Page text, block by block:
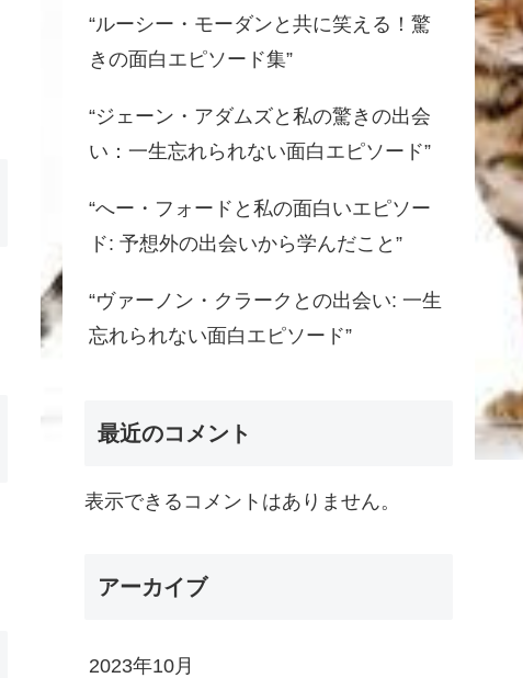
“ルーシー・モーダンと共に笑える！驚
きの面白エピソード集”
“ジェーン・アダムズと私の驚きの出会
い：一生忘れられない面白エピソード”
“へー・フォードと私の面白いエピソー
ド: 予想外の出会いから学んだこと”
“ヴァーノン・クラークとの出会い: 一生
忘れられない面白エピソード”
最近のコメント
表示できるコメントはありません。
アーカイブ
2023年10月